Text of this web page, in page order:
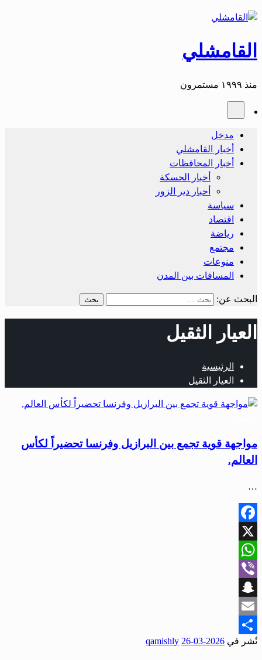
القامشلي
منذ ١٩٩٩ مستمرون
مدخل
أخبار القامشلي
أخبار المحافظات
أخبار الحسكة
أحبار دير الزور
سياسة
اقتصاد
رياضة
مجتمع
منوعات
المسافات بين المدن
البحث عن:
العيار الثقيل
الرئيسية
العيار الثقيل
مواجهة قوية تجمع بين البرازيل وفرنسا تحضيراً لكأس
العالم.
…
Facebook
X
WhatsApp
Viber
Snapchat
Email
Share
نُشر في 2026-03-26
qamishly